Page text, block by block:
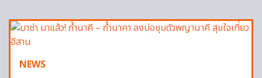
NEWS